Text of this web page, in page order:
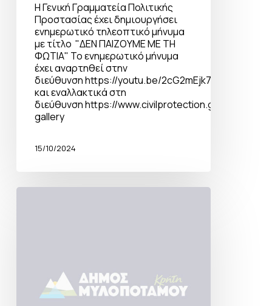
Η Γενική Γραμματεία Πολιτικής
Προστασίας έχει δημιουργήσει
ενημερωτικό τηλεοπτικό μήνυμα
με τίτλο "ΔΕΝ ΠΑΙΖΟΥΜΕ ΜΕ ΤΗ
ΦΩΤΙΑ" Το ενημερωτικό μήνυμα
έχει αναρτηθεί στην
διεύθυνση https://youtu.be/2cG2mEjk7FU
και εναλλακτικά στη
διεύθυνση https://www.civilprotection.gr/el/media-
gallery
15/10/2024
Η
υποτιμάς